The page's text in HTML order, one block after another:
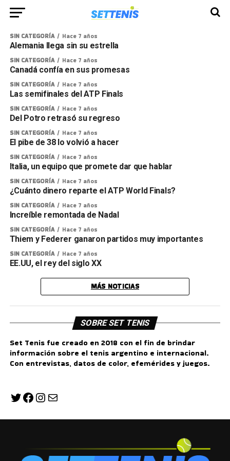
SIN CATEGORÍA Hace 7 años
Alemania llega sin su estrella
SIN CATEGORÍA Hace 7 años
Canadá confía en sus promesas
SIN CATEGORÍA Hace 7 años
Las semifinales del ATP Finals
SIN CATEGORÍA Hace 7 años
Del Potro retrasó su regreso
SIN CATEGORÍA Hace 7 años
El pibe de 38 lo volvió a hacer
SIN CATEGORÍA Hace 7 años
Italia, un equipo que promete dar que hablar
SIN CATEGORÍA Hace 7 años
¿Cuánto dinero reparte el ATP World Finals?
SIN CATEGORÍA Hace 7 años
Increíble remontada de Nadal
SIN CATEGORÍA Hace 7 años
Thiem y Federer ganaron partidos muy importantes
SIN CATEGORÍA Hace 7 años
EE.UU, el rey del siglo XX
MÁS NOTICIAS
SOBRE SET TENIS
Set Tenis fue creado en 2018 con el fin de brindar
información sobre el tenis argentino e internacional.
Con entrevistas, datos de color, efemérides y juegos.
Twitter
Facebook
Instagram
Correo electrónico